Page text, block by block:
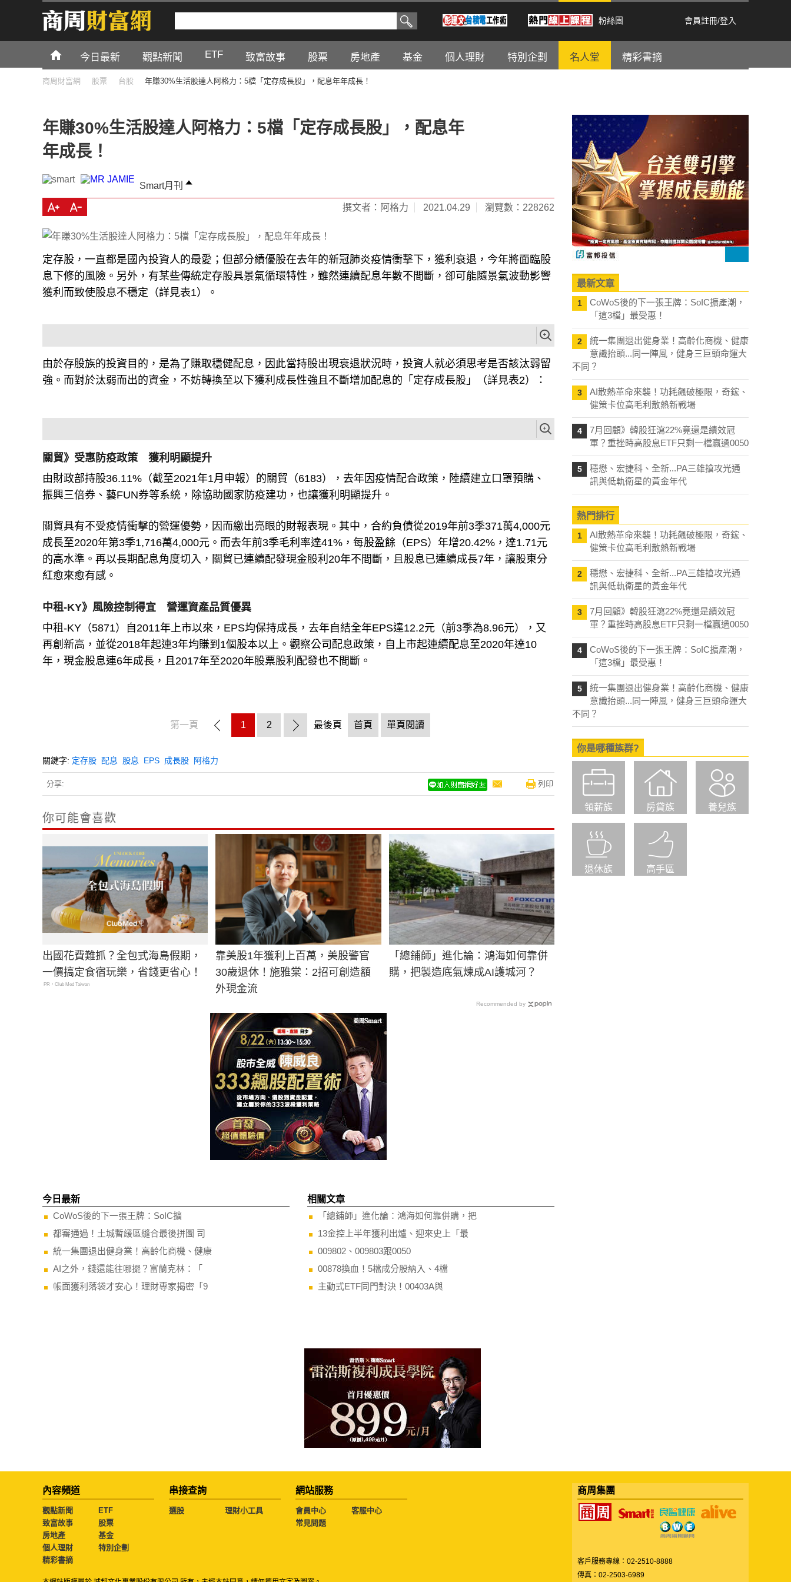
粉絲團 會員註冊/登入
今日最新 觀點新聞 ETF 致富故事 股票 房地產 基金 個人理財 特別企劃 名人堂 精彩書摘
商周財富網 股票 台股 年賺30%生活股達人阿格力：5檔「定存成長股」，配息年年成長！
年賺30%生活股達人阿格力：5檔「定存成長股」，配息年
年成長！
Smart月刊
撰文者：阿格力 2021.04.29 瀏覽數：228262
息下修的風險。另外，有某些傳統定存股具景氣循環特性，雖然連續配息年數不間斷，卻可能隨景氣波動影響
獲利而致使股息不穩定（詳見表1）。
由於存股族的投資目的，是為了賺取穩健配息，因此當持股出現衰退狀況時，投資人就必須思考是否該汰弱留
強。而對於汰弱而出的資金，不妨轉換至以下獲利成長性強且不斷增加配息的「定存成長股」（詳見表2）：
關貿》受惠防疫政策 獲利明顯提升
由財政部持股36.11%（截至2021年1月申報）的關貿（6183），去年因疫情配合政策，陸續建立口罩預購、
振興三倍券、藝FUN券等系統，除協助國家防疫建功，也讓獲利明顯提升。
成長至2020年第3季1,716萬4,000元。而去年前3季毛利率達41%，每股盈餘（EPS）年增20.42%，達1.71元
的高水準。再以長期配息角度切入，關貿已連續配發現金股利20年不間斷，且股息已連續成長7年，讓股東分
紅愈來愈有感。
中租-KY（5871）自2011年上市以來，EPS均保持成長，去年自結全年EPS達12.2元（前3季為8.96元），又
再創新高，並從2018年起連3年均賺到1個股本以上。觀察公司配息政策，自上市起連續配息至2020年達10
年，現金股息連6年成長，且2017年至2020年股票股利配發也不間斷。
一價搞定食宿玩樂，省錢更省心！
PR・Club Med Taiwan
靠美股1年獲利上百萬，美股警官
30歲退休！施雅棠：2招可創造額
外現金流
「總鋪師」進化論：鴻海如何靠併
購，把製造底氣煉成AI護城河？
CoWoS後的下一張王牌：SoIC擴
都審通過！土城暫緩區縫合最後拼圖 司
統一集團退出健身業！高齡化商機、健康
AI之外，錢還能往哪擺？富蘭克林：「
帳面獲利落袋才安心！理財專家揭密「9
「總鋪師」進化論：鴻海如何靠併購，把
13金控上半年獲利出爐、迎來史上「最
009802、009803跟0050
00878換血！5檔成分股納入、4檔
主動式ETF同門對決！00403A與
最新文章
1
CoWoS後的下一張王牌：SoIC擴產潮，
「這3檔」最受惠！
2
統一集團退出健身業！高齡化商機、健康
意識抬頭...同一陣風，健身三巨頭命運大
不同？
3
AI散熱革命來襲！功耗飆破極限，奇鋐、
健策卡位高毛利散熱新戰場
4
7月回顧》韓股狂瀉22%竟還是績效冠
軍？重挫時高股息ETF只剩一檔贏過0050
5
穩懋、宏捷科、全新...PA三雄搶攻光通
訊與低軌衛星的黃金年代
熱門排行
1
AI散熱革命來襲！功耗飆破極限，奇鋐、
健策卡位高毛利散熱新戰場
2
穩懋、宏捷科、全新...PA三雄搶攻光通
訊與低軌衛星的黃金年代
3
7月回顧》韓股狂瀉22%竟還是績效冠
軍？重挫時高股息ETF只剩一檔贏過0050
4
CoWoS後的下一張王牌：SoIC擴產潮，
「這3檔」最受惠！
5
統一集團退出健身業！高齡化商機、健康
意識抬頭...同一陣風，健身三巨頭命運大
不同？
你是哪種族群?
領薪族 房貸族 養兒族
退休族 高手區
觀點新聞
致富故事
股票
房地產
基金
個人理財
特別企劃
精彩書摘
選股 會員中心
常見問題
Copyright © 1999 - 2026 Business Weekly a division of Cite Publishing Ltd All Rights Reserved.
傳真：02-2503-6989
服務時間：週一至週五09:00~12:00/13:30~18:00